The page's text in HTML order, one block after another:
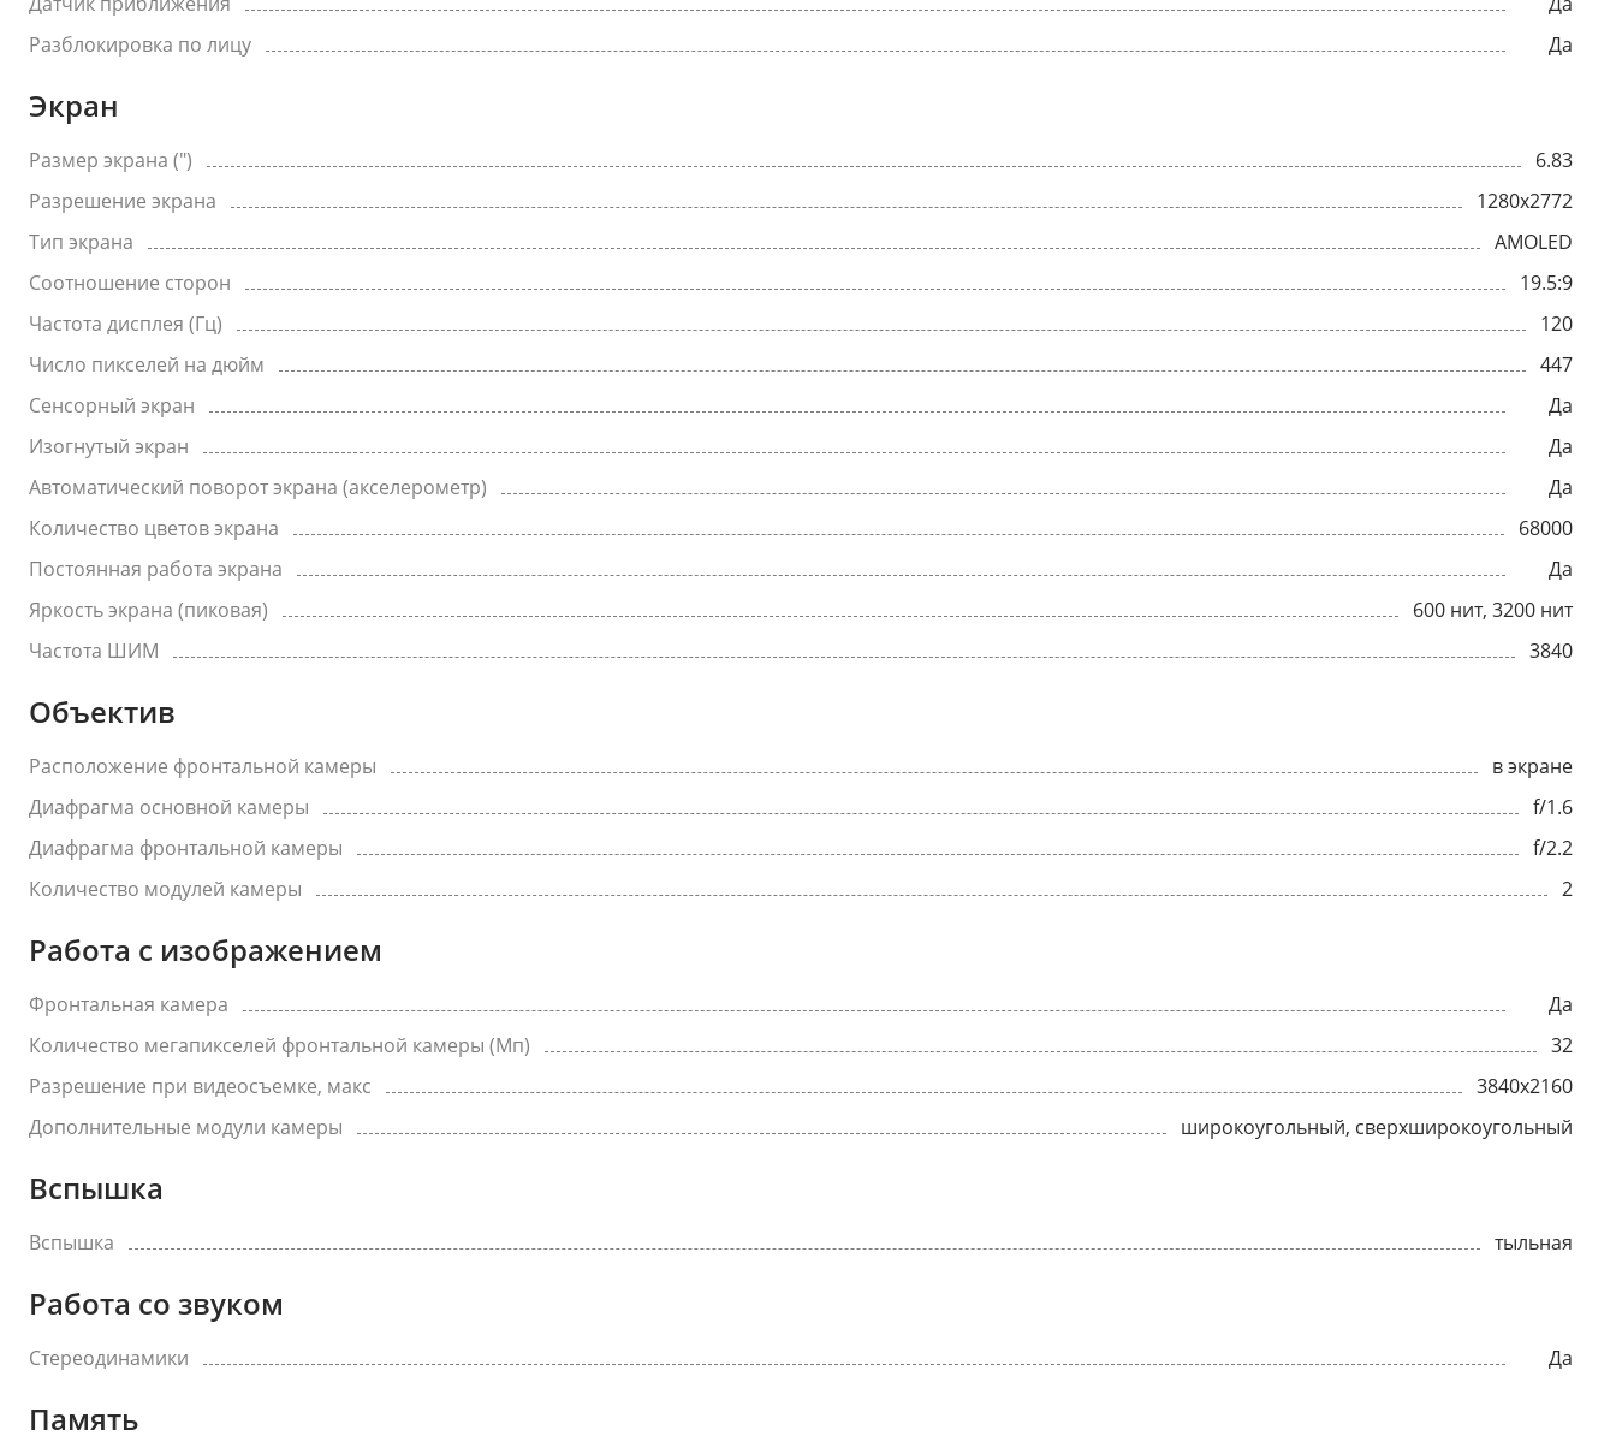
Разблокировка по лицу
Да
Экран
Размер экрана (")
6.83
Разрешение экрана
1280x2772
Тип экрана
AMOLED
Соотношение сторон
19.5:9
Частота дисплея (Гц)
120
Число пикселей на дюйм
447
Сенсорный экран
Да
Изогнутый экран
Да
Автоматический поворот экрана (акселерометр)
Да
Количество цветов экрана
68000
Постоянная работа экрана
Да
Яркость экрана (пиковая)
600 нит, 3200 нит
Частота ШИМ
3840
Объектив
Расположение фронтальной камеры
в экране
Диафрагма основной камеры
f/1.6
Диафрагма фронтальной камеры
f/2.2
Количество модулей камеры
2
Работа с изображением
Фронтальная камера
Да
Количество мегапикселей фронтальной камеры (Мп)
32
Разрешение при видеосъемке, макс
3840x2160
Дополнительные модули камеры
широкоугольный, сверхширокоугольный
Вспышка
Вспышка тыльная
Работа со звуком
Стереодинамики Да
Память